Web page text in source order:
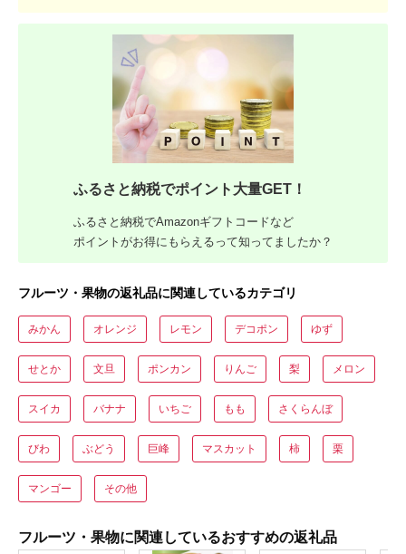
ふるさと納税でポイント大量GET！
ふるさと納税でAmazonギフトコードなど
ポイントがお得にもらえるって知ってましたか？
フルーツ・果物の返礼品に関連しているカテゴリ
みかん オレンジ レモン デコポン ゆず
せとか 文旦 ポンカン りんご 梨 メロン
スイカ バナナ いちご もも さくらんぼ
びわ ぶどう 巨峰 マスカット 柿 栗
マンゴー その他
フルーツ・果物に関連しているおすすめの返礼品